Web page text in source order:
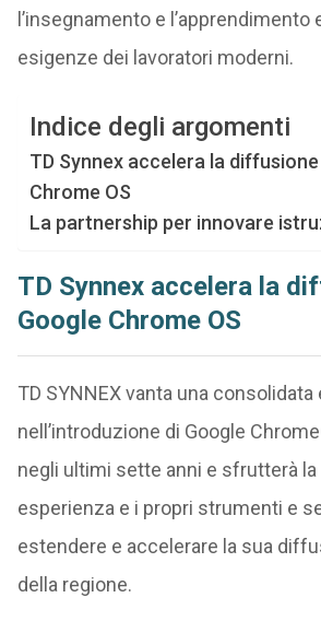
l’insegnamento e
esigenze dei lavoratori moderni.
Indice degli argomenti
TD Synnex accelera la
Chrome OS
La partnership per innovare
TD Synnex accelera la
Google Chrome OS
TD SYNNEX vanta una
nell’introduzione di Google
negli ultimi sette anni e sfrutterà la
esperienza e i propri strumenti e
estendere e accelerare la sua
della regione.